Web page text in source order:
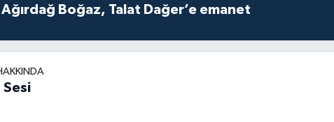
Ağırdağ Boğaz, Talat Dağer’e emanet
Sesi